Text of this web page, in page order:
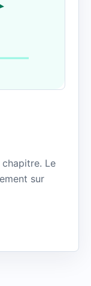
chapitre. Le
sur